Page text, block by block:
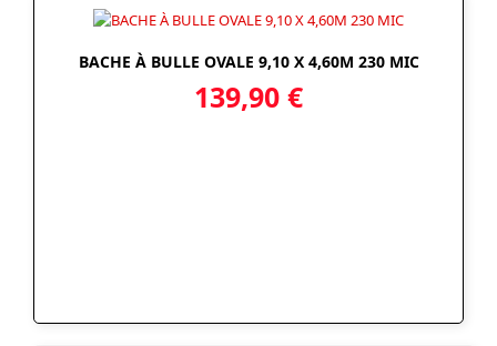
BACHE À BULLE OVALE 9,10 X 4,60M 230 MIC
139,90 €